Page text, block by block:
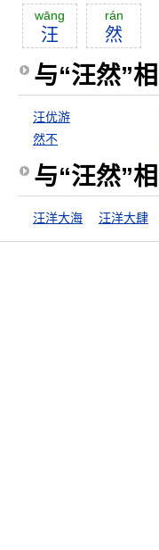
wāng
汪
rán
然
与“汪然”
汪优游
然不
与“汪然”
汪洋大海 汪洋大肆